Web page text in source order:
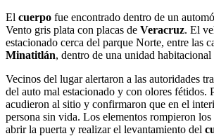
El cuerpo fue encontrado dentro de un
Vento gris plata con placas de Veracruz. El
estacionado cerca del parque Norte, entre las
Minatitlán, dentro de una unidad habitacional
Vecinos del lugar alertaron a las autoridades
del auto mal estacionado y con olores fétidos.
acudieron al sitio y confirmaron que en el
persona sin vida. Los elementos rompieron los
abrir la puerta y realizar el levantamiento del